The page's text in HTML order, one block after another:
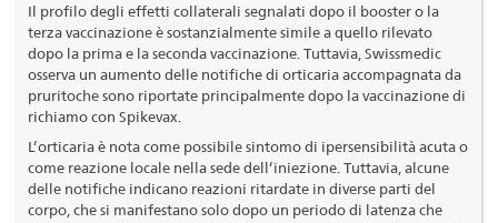
Il profilo degli effetti collaterali segnalati dopo il booster o la
terza vaccinazione è sostanzialmente simile a quello rilevato
dopo la prima e la seconda vaccinazione. Tuttavia, Swissmedic
osserva un aumento delle notifiche di orticaria accompagnata da
pruritoche sono riportate principalmente dopo la vaccinazione di
richiamo con Spikevax.
L’orticaria è nota come possibile sintomo di ipersensibilità acuta o
come reazione locale nella sede dell’iniezione. Tuttavia, alcune
delle notifiche indicano reazioni ritardate in diverse parti del
corpo, che si manifestano solo dopo un periodo di latenza che